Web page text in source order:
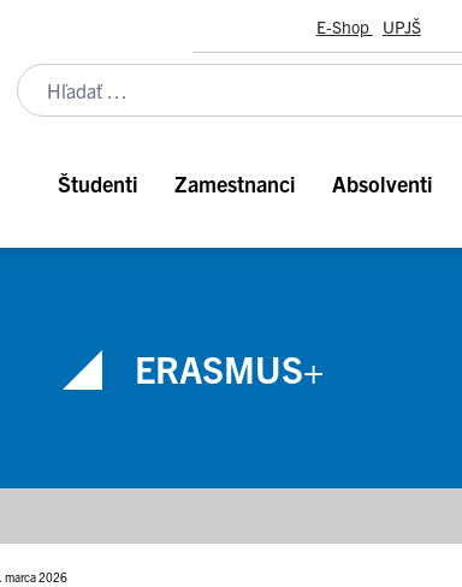
E-Shop UPJŠ
Študenti Zamestnanci Absolventi
ERASMUS+
marca 2026